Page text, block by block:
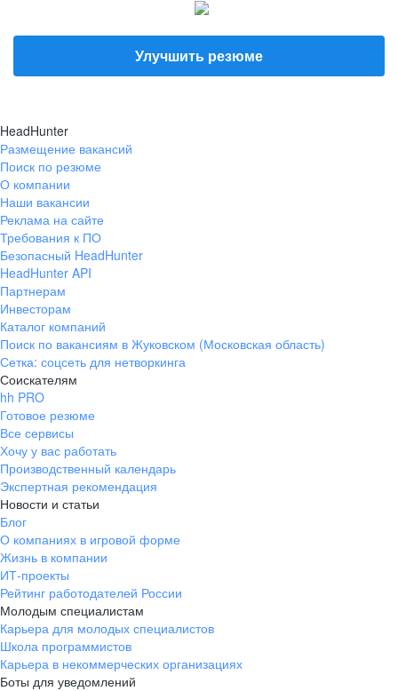
Улучшить резюме
HeadHunter
Размещение вакансий
Поиск по резюме
О компании
Наши вакансии
Реклама на сайте
Требования к ПО
Безопасный HeadHunter
HeadHunter API
Партнерам
Инвесторам
Каталог компаний
Поиск по вакансиям в Жуковском (Московская область)
Сетка: соцсеть для нетворкинга
Соискателям
hh PRO
Готовое резюме
Все сервисы
Хочу у вас работать
Производственный календарь
Экспертная рекомендация
Новости и статьи
Блог
О компаниях в игровой форме
Жизнь в компании
ИТ-проекты
Рейтинг работодателей России
Молодым специалистам
Карьера для молодых специалистов
Школа программистов
Карьера в некоммерческих организациях
Боты для уведомлений